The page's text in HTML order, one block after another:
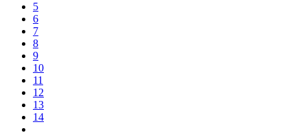
5
6
7
8
9
10
11
12
13
14